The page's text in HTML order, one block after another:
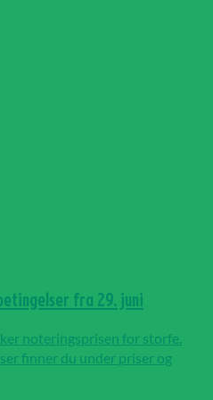
fra 29. juni
noteringsprisen for storfe.
finner du under priser og